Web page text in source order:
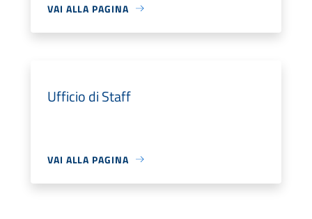
VAI ALLA PAGINA
Ufficio di Staff
VAI ALLA PAGINA